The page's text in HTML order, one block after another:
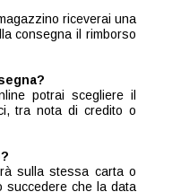
riceverai una
consegna il rimborso
potrai scegliere il
tra nota di credito o
sulla stessa carta o
succedere che la data